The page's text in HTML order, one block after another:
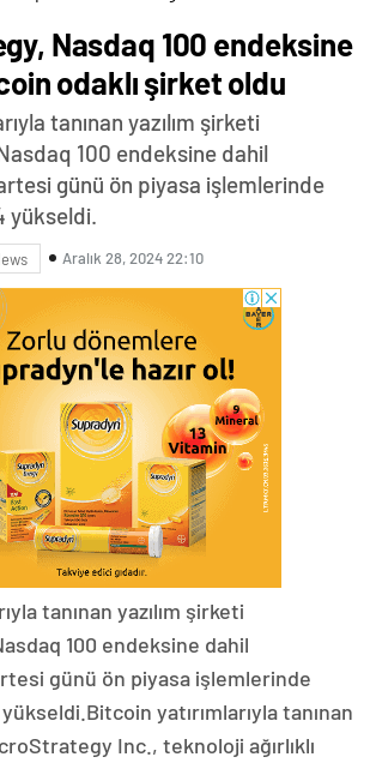
Nasdaq 100 endeksine
odaklı şirket oldu
tanınan yazılım şirketi
100 endeksine dahil
günü ön piyasa işlemlerinde
yükseldi.
Aralık 28, 2024 22:10
tanınan yazılım şirketi
100 endeksine dahil
günü ön piyasa işlemlerinde
yatırımlarıyla tanınan
Inc., teknoloji ağırlıklı